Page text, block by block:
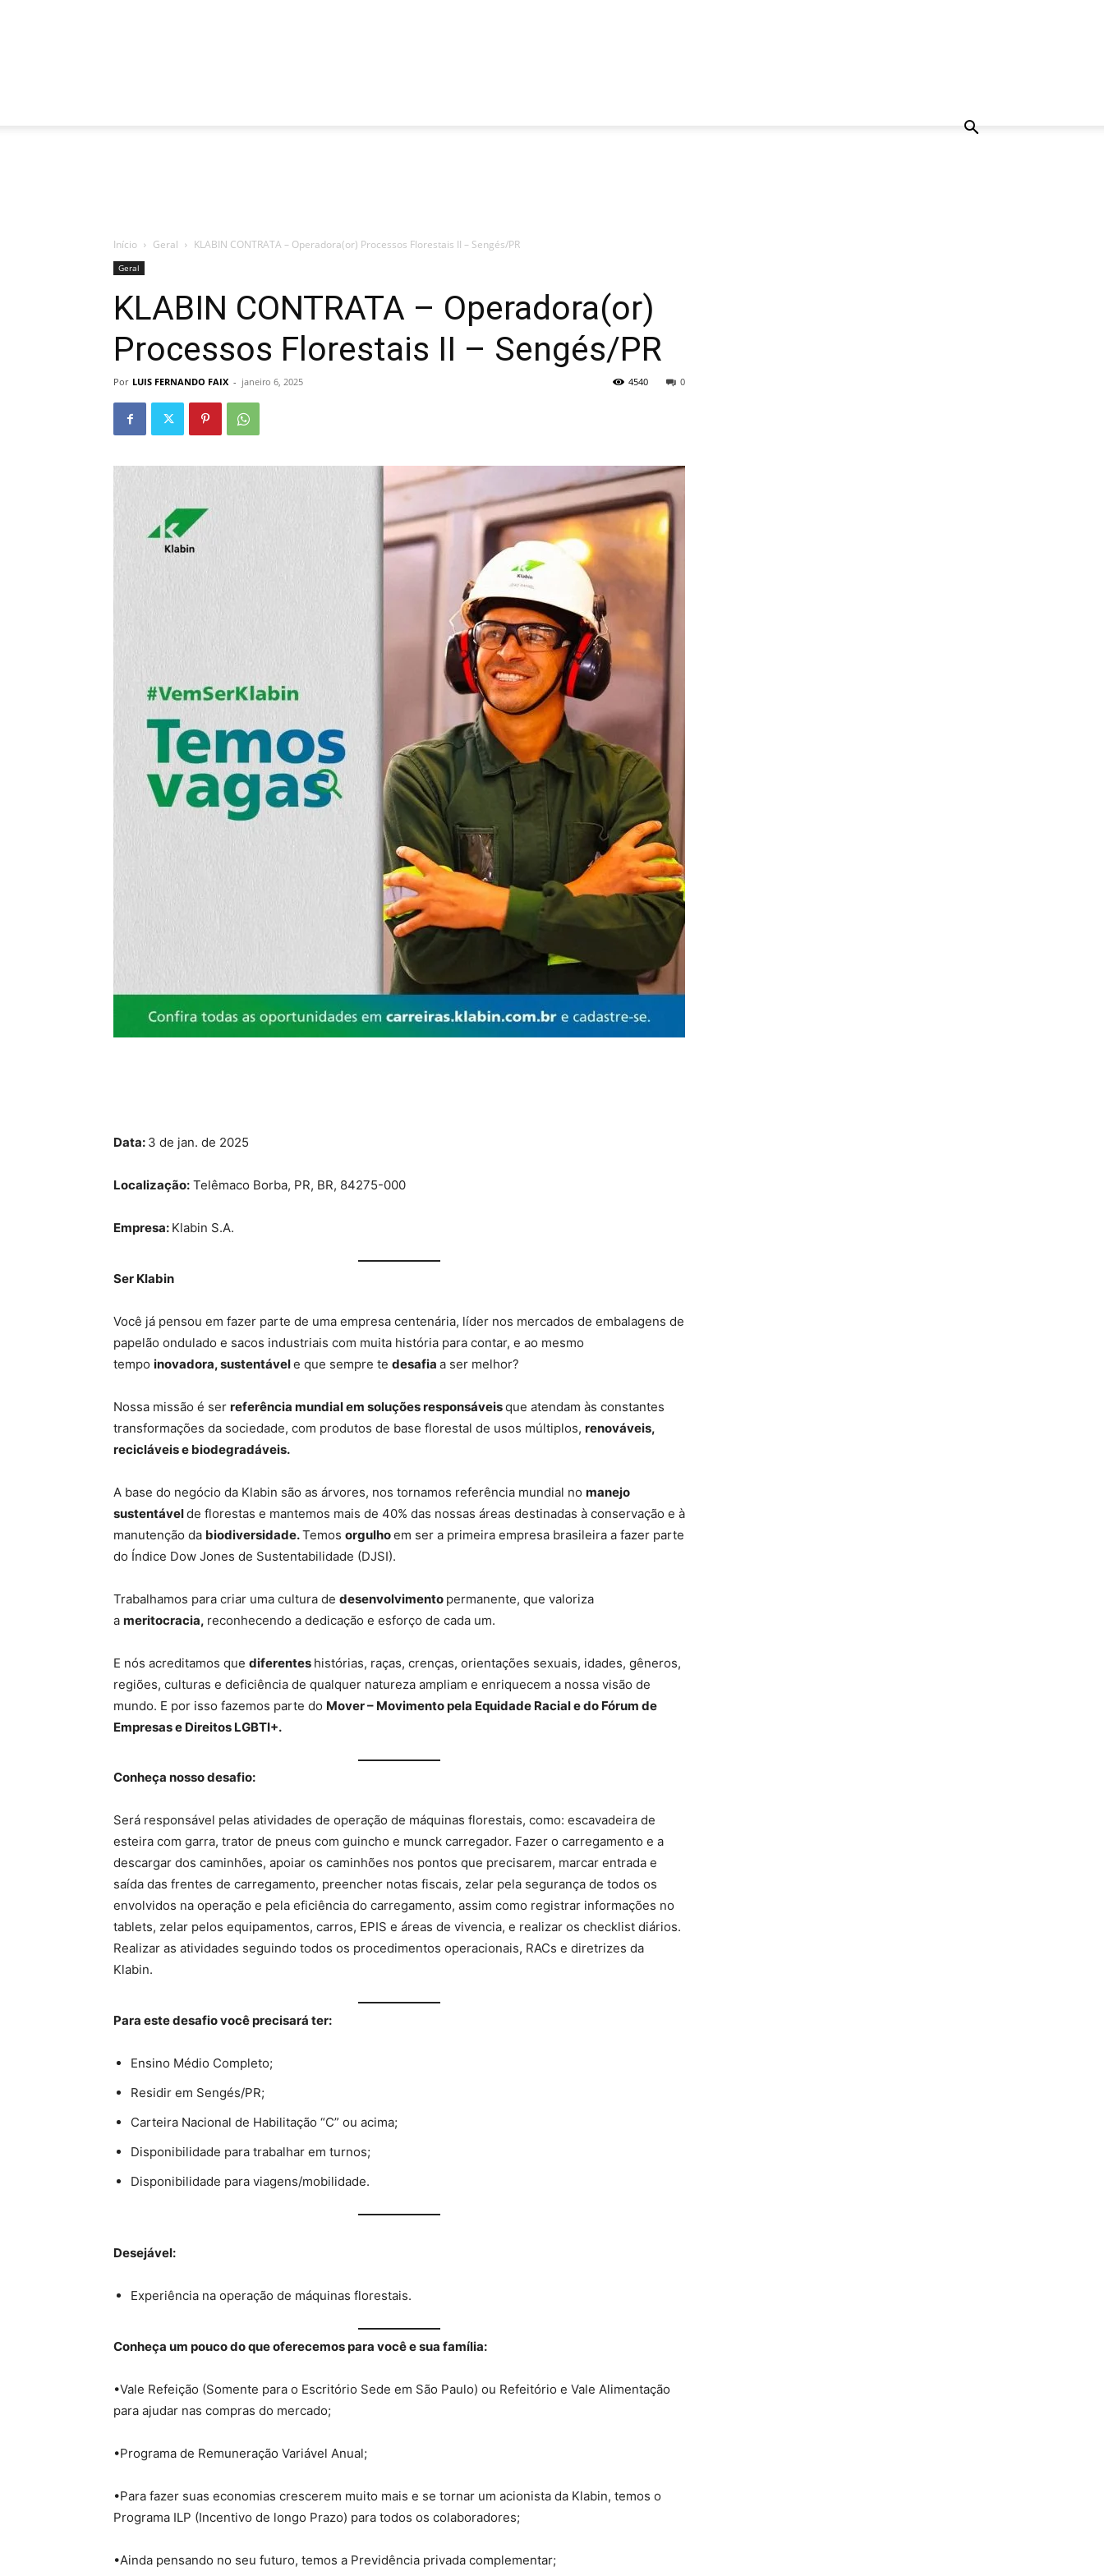
Início Geral KLABIN CONTRATA – Operadora(or) Processos Florestais II – Sengés/PR
Geral
KLABIN CONTRATA – Operadora(or)
Processos Florestais II – Sengés/PR
Por LUIS FERNANDO FAIX - janeiro 6, 2025 0
4540
Data: 3 de jan. de 2025
Localização: Telêmaco Borba, PR, BR, 84275-000
Empresa: Klabin S.A.
Ser Klabin
Você já pensou em fazer parte de uma empresa centenária, líder nos mercados de embalagens de
papelão ondulado e sacos industriais com muita história para contar, e ao mesmo
tempo inovadora, sustentávele que sempre te desafia a ser melhor?
Nossa missão é ser referência mundial em soluções responsáveisque atendam às constantes
transformações da sociedade, com produtos de base florestal de usos múltiplos, renováveis,
recicláveis e biodegradáveis.
A base do negócio da Klabin são as árvores, nos tornamos referência mundial no manejo
sustentávelde florestas e mantemos mais de 40% das nossas áreas destinadas à conservação e à
manutenção da biodiversidade.Temos orgulhoem ser a primeira empresa brasileira a fazer parte
do Índice Dow Jones de Sustentabilidade (DJSI).
Trabalhamos para criar uma cultura de desenvolvimento permanente, que valoriza
a meritocracia, reconhecendo a dedicação e esforço de cada um.
E nós acreditamos que diferentes histórias, raças, crenças, orientações sexuais, idades, gêneros,
regiões, culturas e deficiência de qualquer natureza ampliam e enriquecem a nossa visão de
mundo. E por isso fazemos parte do Mover – Movimento pela Equidade Racial e do Fórum de
Empresas e Direitos LGBTI+.
Conheça nosso desafio:
Será responsável pelas atividades de operação de máquinas florestais, como: escavadeira de
esteira com garra, trator de pneus com guincho e munck carregador. Fazer o carregamento e a
descargar dos caminhões, apoiar os caminhões nos pontos que precisarem, marcar entrada e
saída das frentes de carregamento, preencher notas fiscais, zelar pela segurança de todos os
envolvidos na operação e pela eficiência do carregamento, assim como registrar informações no
tablets, zelar pelos equipamentos, carros, EPIS e áreas de vivencia, e realizar os checklist diários.
Realizar as atividades seguindo todos os procedimentos operacionais, RACs e diretrizes da
Klabin.
Para este desafio você precisará ter:
Ensino Médio Completo;
Residir em Sengés/PR;
Carteira Nacional de Habilitação “C” ou acima;
Disponibilidade para trabalhar em turnos;
Disponibilidade para viagens/mobilidade.
Desejável:
Experiência na operação de máquinas florestais.
Conheça um pouco do que oferecemos para você e sua família:
•Vale Refeição (Somente para o Escritório Sede em São Paulo) ou Refeitório e Vale Alimentação
para ajudar nas compras do mercado;
•Programa de Remuneração Variável Anual;
•Para fazer suas economias crescerem muito mais e se tornar um acionista da Klabin, temos o
Programa ILP (Incentivo de longo Prazo) para todos os colaboradores;
•Ainda pensando no seu futuro, temos a Previdência privada complementar;